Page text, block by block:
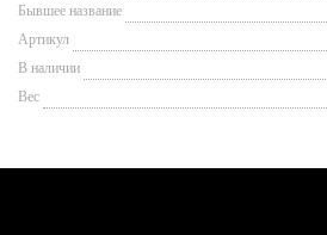
Бывшее название
Артикул
В наличии
Вес